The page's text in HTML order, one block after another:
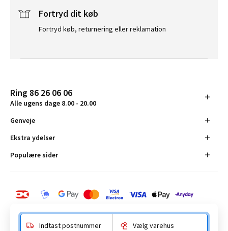
Fortryd dit køb
Fortryd køb, returnering eller reklamation
Ring 86 26 06 06
Alle ugens dage 8.00 - 20.00
Genveje
Ekstra ydelser
Populære sider
Indtast postnummer Vælg varehus